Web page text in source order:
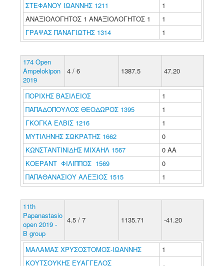
ΣΤΕΦΑΝΟΥ ΙΩΑΝΝΗΣ 1211
1
ΑΝΑΞΙΟΛΟΓΗΤΟΣ 1 ΑΝΑΞΙΟΛΟΓΗΤΟΣ 1
1
ΓΡΑΨΑΣ ΠΑΝΑΓΙΩΤΗΣ 1314
1
174 Open
Ampelokipon
2019
4 / 6 1387.5 47.20
ΠΟΡΙΧΗΣ ΒΑΣΙΛΕΙΟΣ
1
ΠΑΠΑΔΟΠΟΥΛΟΣ ΘΕΟΔΩΡΟΣ 1395
1
ΓΚΟΓΚΑ ΕΛΒΙΣ 1216
1
ΜΥΤΙΛΗΝΗΣ ΣΩΚΡΑΤΗΣ 1662
0
ΚΩΝΣΤΑΝΤΙΝΙΔΗΣ ΜΙΧΑΗΛ 1567
0 ΑΑ
ΚΟΕΡΑΝΤ ΦΙΛΙΠΠΟΣ 1569
0
ΠΑΠΑΘΑΝΑΣΙΟΥ ΑΛΕΞΙΟΣ 1515
1
11th
Papanastasio
open 2019 -
B group
4.5 / 7 1135.71 -41.20
ΜΑΛΑΜΑΣ ΧΡΥΣΟΣΤΟΜΟΣ-ΙΩΑΝΝΗΣ
1
ΚΟΥΤΣΟΥΚΗΣ ΕΥΑΓΓΕΛΟΣ